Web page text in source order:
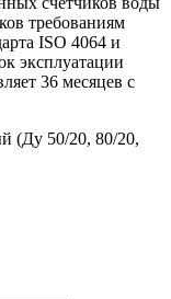
требованиям
ISO 4064 и
эксплуатации
36 месяцев с